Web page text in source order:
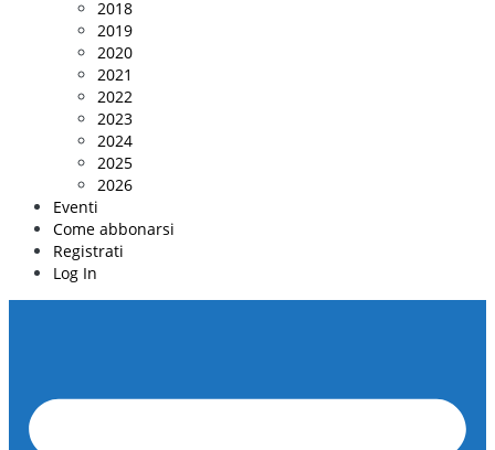
2018
2019
2020
2021
2022
2023
2024
2025
2026
Eventi
Come abbonarsi
Registrati
Log In